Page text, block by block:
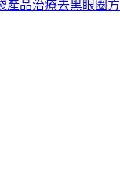
產品治療去黑眼圈